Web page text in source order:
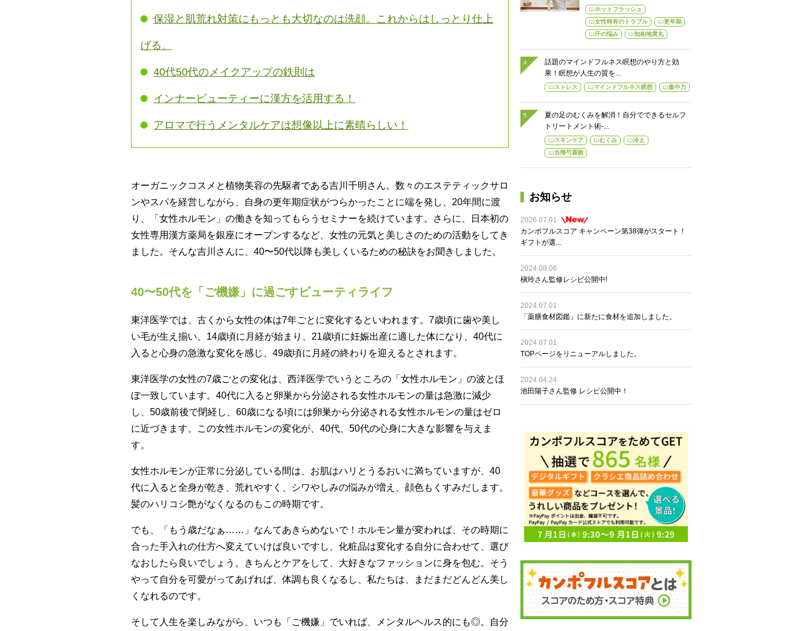
保湿と肌荒れ対策にもっとも大切なのは洗顔。これからはしっとり仕上
げる。
40代50代のメイクアップの鉄則は
インナービューティーに漢方を活用する！
アロマで行うメンタルケアは想像以上に素晴らしい！
オーガニックコスメと植物美容の先駆者である吉川千明さん。数々のエステティックサロ
ンやスパを経営しながら、自身の更年期症状がつらかったことに端を発し、20年間に渡
り、「女性ホルモン」の働きを知ってもらうセミナーを続けています。さらに、日本初の
女性専用漢方薬局を銀座にオープンするなど、女性の元気と美しさのための活動をしてき
ました。そんな吉川さんに、40〜50代以降も美しくいるための秘訣をお聞きしました。
40〜50代を「ご機嫌」に過ごすビューティライフ
東洋医学では、古くから女性の体は7年ごとに変化するといわれます。7歳頃に歯や美し
い毛が生え揃い、14歳頃に月経が始まり、21歳頃に妊娠出産に適した体になり、40代に
入ると心身の急激な変化を感じ、49歳頃に月経の終わりを迎えるとされます。
東洋医学の女性の7歳ごとの変化は、西洋医学でいうところの「女性ホルモン」の波とほ
ぼ一致しています。40代に入ると卵巣から分泌される女性ホルモンの量は急激に減少
し、50歳前後で閉経し、60歳になる頃には卵巣から分泌される女性ホルモンの量はゼロ
に近づきます。この女性ホルモンの変化が、40代、50代の心身に大きな影響を与えま
す。
女性ホルモンが正常に分泌している間は、お肌はハリとうるおいに満ちていますが、40
代に入ると全身が乾き、荒れやすく、シワやしみの悩みが増え、顔色もくすみだします。
髪のハリコシ艶がなくなるのもこの時期です。
でも、「もう歳だなぁ……」なんてあきらめないで！ホルモン量が変われば、その時期に
合った手入れの仕方へ変えていけば良いですし、化粧品は変化する自分に合わせて、選び
なおしたら良いでしょう。きちんとケアをして、大好きなファッションに身を包む。そう
やって自分を可愛がってあげれば、体調も良くなるし、私たちは、まだまだどんどん美し
くなれるのです。
そして人生を楽しみながら、いつも「ご機嫌」でいれば、メンタルヘルス的にも◎。自分
ホットフラッシュ
女性特有のトラブル
更年期
汗の悩み
知柏地黄丸
話題のマインドフルネス瞑想のやり方と効
果！瞑想が人生の質を...
ストレス マインドフルネス瞑想 集中力
夏の足のむくみを解消！自分でできるセルフ
トリートメント術-...
スキンケア むくみ
冷え
当帰芍薬散
お知らせ
2026.07.01
カンポフルスコア キャンペーン第38弾がスタート！
ギフトが選...
2024.08.06
槇玲さん監修レシピ公開中!
2024.07.01
「薬膳食材図鑑」に新たに食材を追加しました。
2024.07.01
TOPページをリニューアルしました。
2024.04.24
池田陽子さん監修 レシピ公開中！